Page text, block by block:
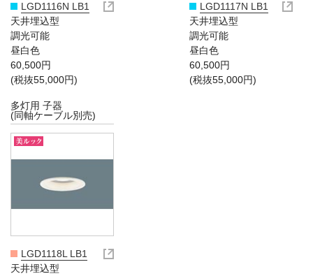
LGD1116N LB1
天井埋込型
調光可能
昼白色
60,500円
(税抜55,000円)
LGD1117N LB1
天井埋込型
調光可能
昼白色
60,500円
(税抜55,000円)
多灯用 子器
(同軸ケーブル別売)
LGD1118L LB1
天井埋込型